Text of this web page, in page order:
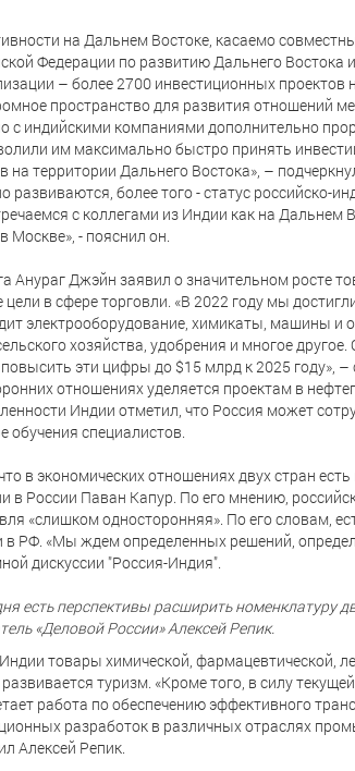
на Дальнем Востоке, касаемо
Федерации по развитию Дальнего Востока
– более 2700 инвестиционных
пространство для развития отношений
индийскими компаниями дополнительно
им максимально быстро принять
на территории Дальнего Востока», –
более того - статус российско-
с коллегами из Индии как на Дальнем
Москве», - пояснил он.
Анураг Джэйн заявил о значительном росте
в сфере торговли. «В 2022 году мы
электрооборудование, химикаты, машины и
хозяйства, удобрения и многое
эти цифры до $15 млрд к 2025 году», –
отношениях уделяется проектам в
Индии отметил, что Россия может
обучения специалистов.
в экономических отношениях двух стран
в России Паван Капур. По его мнению,
«слишком односторонняя». По его словам,
в РФ. «Мы ждем определенных решений,
дискуссии "Россия-Индия".
есть перспективы расширить номенклатуру
«Деловой России» Алексей Репик.
товары химической, фармацевтической,
туризм. «Кроме того, в силу
работа по обеспечению эффективного
разработок в различных отраслях
Алексей Репик.